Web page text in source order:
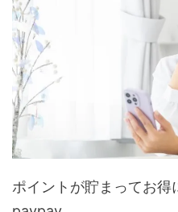
ポイントが貯まってお得